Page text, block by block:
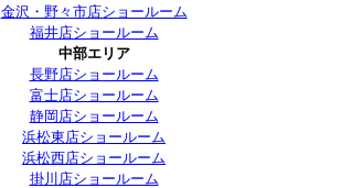
金沢・野々市店ショールーム
福井店ショールーム
中部エリア
長野店ショールーム
富士店ショールーム
静岡店ショールーム
浜松東店ショールーム
浜松西店ショールーム
掛川店ショールーム